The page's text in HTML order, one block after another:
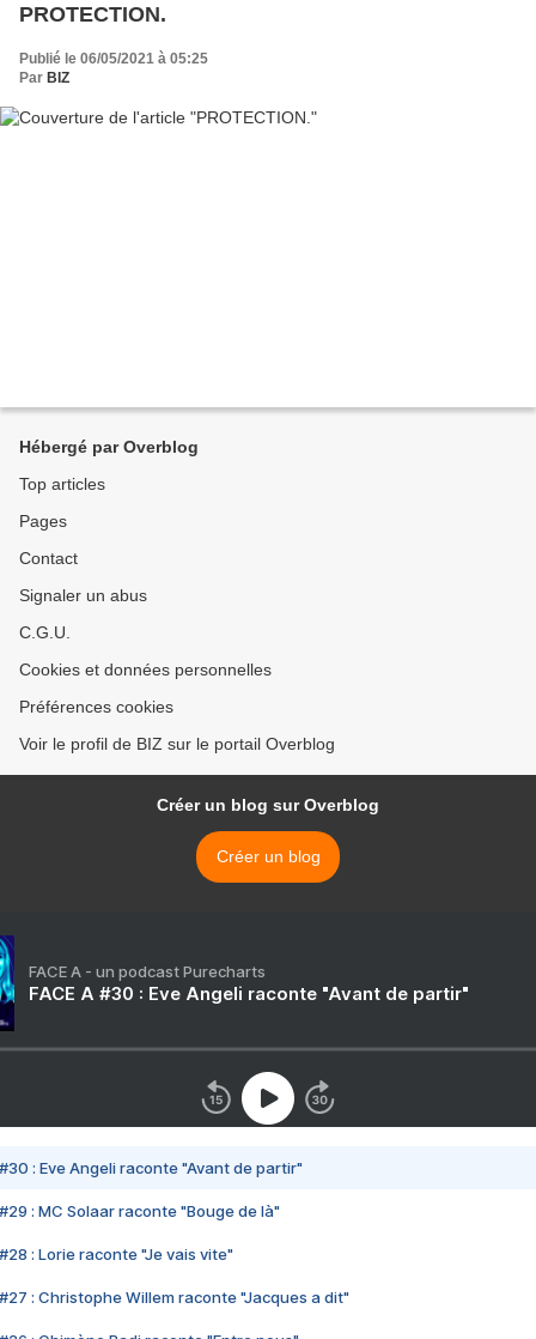
PROTECTION.
Publié le 06/05/2021 à 05:25
Par BIZ
Hébergé par Overblog
Top articles
Pages
Contact
Signaler un abus
C.G.U.
Cookies et données personnelles
Préférences cookies
Voir le profil de BIZ sur le portail Overblog
Créer un blog sur Overblog
Créer un blog
FACE A - un podcast Purecharts
FACE A #30 : Eve Angeli raconte "Avant de partir"
#30 : Eve Angeli raconte "Avant de partir"
#29 : MC Solaar raconte "Bouge de là"
#28 : Lorie raconte "Je vais vite"
#27 : Christophe Willem raconte "Jacques a dit"